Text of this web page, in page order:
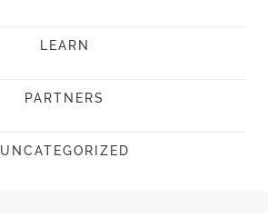
LEARN
PARTNERS
UNCATEGORIZED